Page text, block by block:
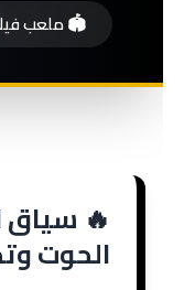
🏟️ ملعب
🔥 سياق
الحوت